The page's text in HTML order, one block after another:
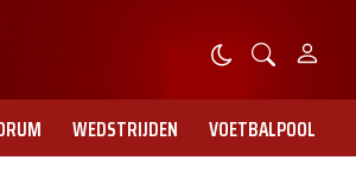
WEDSTRIJDEN VOETBALPOOL